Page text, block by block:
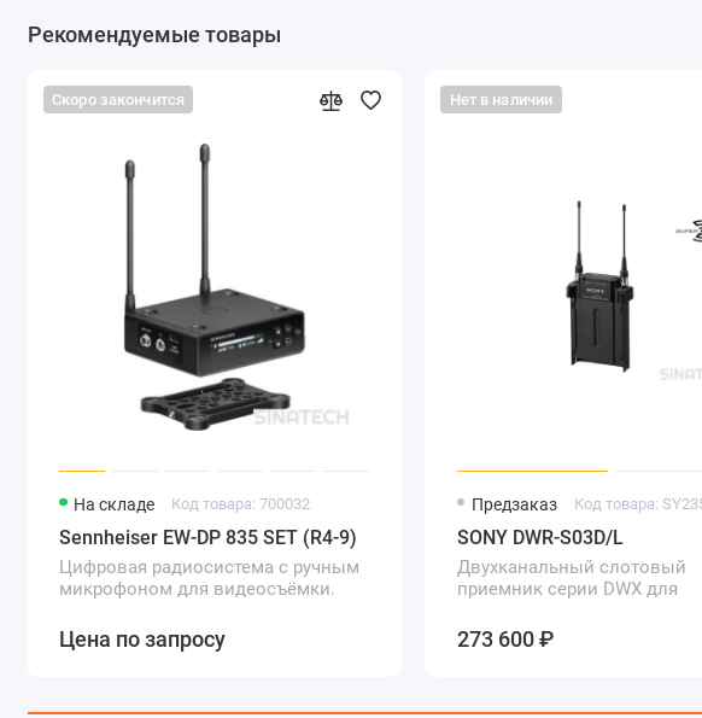
Пространственно-разнесенная система приема
Система UWP-D обеспечивает исключительно стабильный аудиосигнал,
секций приемника в устройстве. Оптимальное качество сигнала достигается
приемника, причем схема сравнения непрерывно выбирает ту из них, где
осуществлять передачу сигнала без выпадений.
URX-P03D оснащен разъемом micro USB для подключения к внешним
приемнику во время работы без проблем получать питание от камкордера.
аккумуляторы установленные в приемник.
Выход для наушников
Приемник оснащен разъемом для подключения наушников, что особенно
Совместимость с радиосистемами Sony серий 800 и UWP
Передатчики и приемники серии UWP-D также совместимы с сериями WL-800,
пользователям переключаться между различными режимами
Рекомендуемые товары
Скоро закончится
На складе Код товара: 700032
Sennheiser EW-DP 835 SET (R4-9)
Цифровая радиосистема с ручным
микрофоном для видеосъёмки.
Цена по запросу
Нет в наличии
Предзаказ Код товара:
SONY DWR-S03D/L
Двухканальный слотовый
приемник серии DWX для
273 600 ₽